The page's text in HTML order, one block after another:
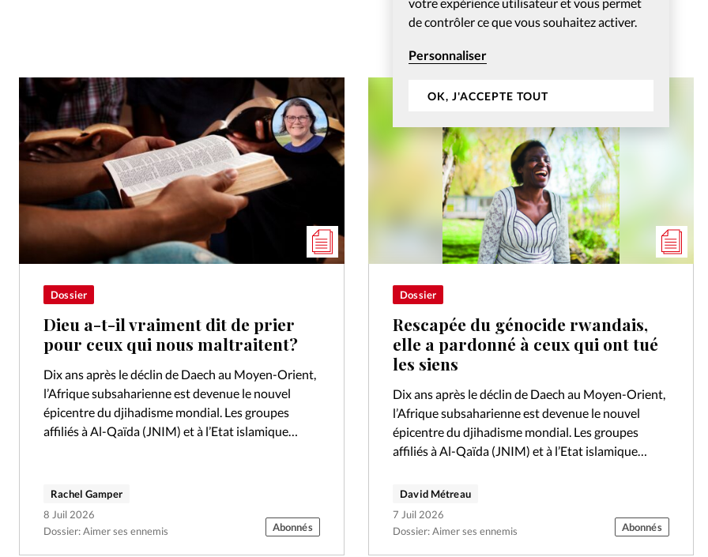
de contrôler ce que vous souhaitez activer.
Personnaliser
OK, J'ACCEPTE TOUT
Dossier
Dieu a-t-il vraiment dit de prier
pour ceux qui nous maltraitent?
Dix ans après le déclin de Daech au Moyen-Orient,
l’Afrique subsaharienne est devenue le nouvel
épicentre du djihadisme mondial. Les groupes
affiliés à Al-Qaïda (JNIM) et à l’Etat islamique
Dossier: Aimer ses ennemis
Rachel Gamper
8 Juil 2026
Abonnés
Dossier
Rescapée du génocide rwandais,
elle a pardonné à ceux qui ont tué
les siens
Dix ans après le déclin de Daech au Moyen-Orient,
l’Afrique subsaharienne est devenue le nouvel
épicentre du djihadisme mondial. Les groupes
affiliés à Al-Qaïda (JNIM) et à l’Etat islamique
Dossier: Aimer ses ennemis
David Métreau
7 Juil 2026
Abonnés